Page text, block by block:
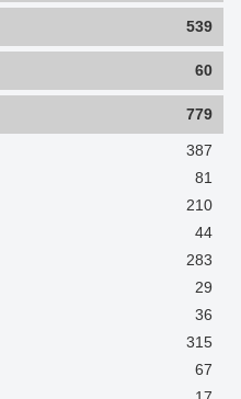
539
60
779
387
81
210
44
283
29
36
315
67